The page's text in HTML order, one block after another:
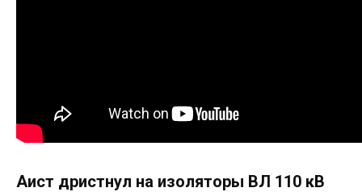
Аист дристнул на изоляторы ВЛ 110 кВ